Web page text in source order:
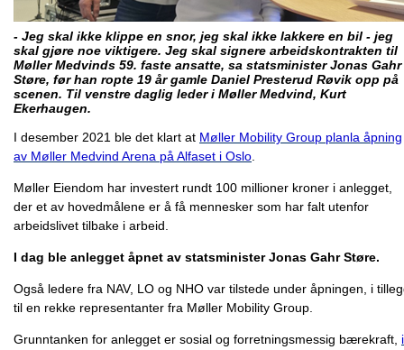
- Jeg skal ikke klippe en snor, jeg skal ikke lakkere en bil - jeg
skal gjøre noe viktigere. Jeg skal signere arbeidskontrakten til
Møller Medvinds 59. faste ansatte, sa statsminister Jonas Gahr
Støre, før han ropte 19 år gamle Daniel Presterud Røvik opp på
scenen. Til venstre daglig leder i Møller Medvind, Kurt
Ekerhaugen.
I desember 2021 ble det klart at Møller Mobility Group planla åpning
av Møller Medvind Arena på Alfaset i Oslo
Møller Eiendom har investert rundt 100 millioner kroner i anlegget,
der et av hovedmålene er å få mennesker som har falt utenfor
arbeidslivet tilbake i arbeid.
I dag ble anlegget åpnet av statsminister Jonas Gahr Støre.
Også ledere fra NAV, LO og NHO var tilstede under åpningen, i
til en rekke representanter fra Møller Mobility Group.
Grunntanken for anlegget er sosial og forretningsmessig bærekraft, i